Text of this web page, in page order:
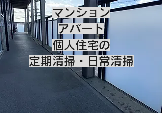
​マンション
アパート
個人住宅の
​定期清掃・日常清掃​